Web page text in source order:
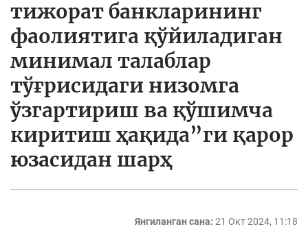
тижорат банкларининг
фаолиятига қўйиладиган
минимал талаблар
тўғрисидаги низомга
ўзгартириш ва қўшимча
киритиш ҳақида”ги қарор
юзасидан шарҳ
Янгиланган сана: 21 Окт 2024, 11:18